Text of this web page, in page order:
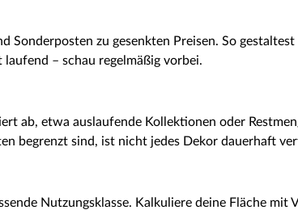
Sonderposten zu gesenkten Preisen. So
– schau regelmäßig vorbei.
ab, etwa auslaufende Kollektionen oder
begrenzt sind, ist nicht jedes Dekor dauerhaft
Nutzungsklasse. Kalkuliere deine Fläche mit